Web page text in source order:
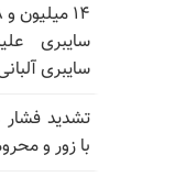
سایبری
سایبری
تشدید فشار
با زور و